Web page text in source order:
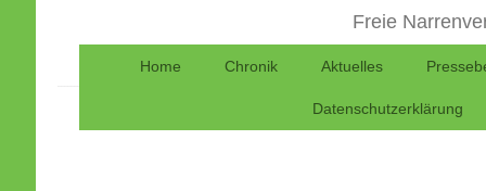
Freie
Home Chronik Aktuelles
Datenschutzerklärung
Mittlerer